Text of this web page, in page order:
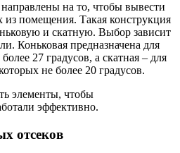
на то, чтобы вывести
из помещения. Такая конструкция
и скатную. Выбор зависит
Коньковая предназначена для
27 градусов, а скатная – для
не более 20 градусов.
элементы, чтобы
эффективно.
отсеков